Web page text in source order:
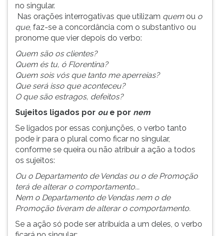
no singular.
Nas orações interrogativas que utilizam quem ou o
que, faz-se a concordância com o substantivo ou
pronome que vier depois do verbo:
Quem são os clientes?
Quem és tu, ó Florentina?
Quem sois vós que tanto me aperreias?
Que será isso que aconteceu?
O que são estragos, defeitos?
Sujeitos ligados por oue por nem
Se ligados por essas conjunções, o verbo tanto
pode ir para o plural como ficar no singular,
conforme se queira ou não atribuir a ação a todos
os sujeitos:
Ou o Departamento de Vendas ou o de Promoção
terá de alterar o comportamento...
Nem o Departamento de Vendas nem o de
Promoção tiveram de alterar o comportamento.
Se a ação só pode ser atribuída a um deles, o verbo